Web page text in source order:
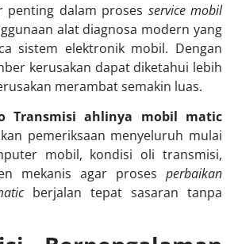
penting dalam proses service mobil
alat diagnosa modern yang
sistem elektronik mobil. Dengan
kerusakan dapat diketahui lebih
merambat semakin luas.
Transmisi ahlinya mobil matic
pemeriksaan menyeluruh mulai
mobil, kondisi oli transmisi,
mekanis agar proses perbaikan
berjalan tepat sasaran tanpa